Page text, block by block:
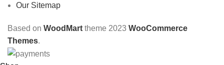
Our Sitemap
Based on WoodMart theme 2023 WooCommerce
Themes.